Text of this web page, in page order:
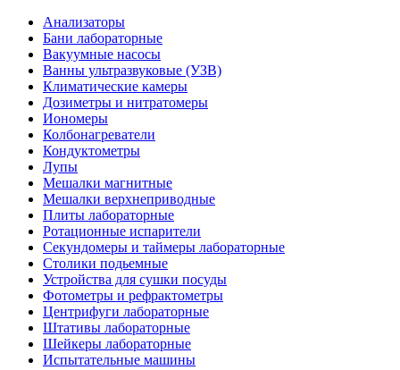
Анализаторы
Бани лабораторные
Вакуумные насосы
Ванны ультразвуковые (УЗВ)
Климатические камеры
Дозиметры и нитратомеры
Иономеры
Колбонагреватели
Кондуктометры
Лупы
Мешалки магнитные
Мешалки верхнеприводные
Плиты лабораторные
Ротационные испарители
Секундомеры и таймеры лабораторные
Столики подьемные
Устройства для сушки посуды
Фотометры и рефрактометры
Центрифуги лабораторные
Штативы лабораторные
Шейкеры лабораторные
Испытательные машины